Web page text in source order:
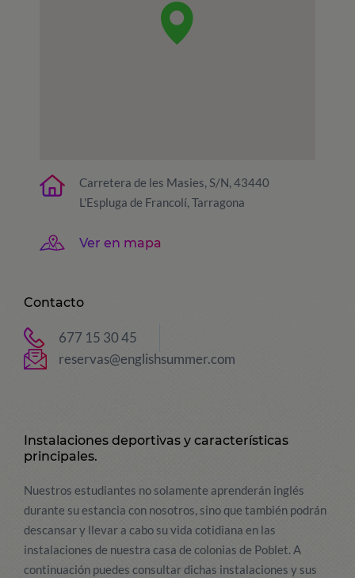
Carretera de les Masies, S/N, 43440
L'Espluga de Francolí, Tarragona
Ver en mapa
Contacto
677 15 30 45
reservas@englishsummer.com
Instalaciones deportivas y características
principales.
Nuestros estudiantes no solamente aprenderán inglés
durante su estancia con nosotros, sino que también podrán
descansar y llevar a cabo su vida cotidiana en las
instalaciones de nuestra casa de colonias de Poblet. A
continuación puedes consultar dichas instalaciones y sus